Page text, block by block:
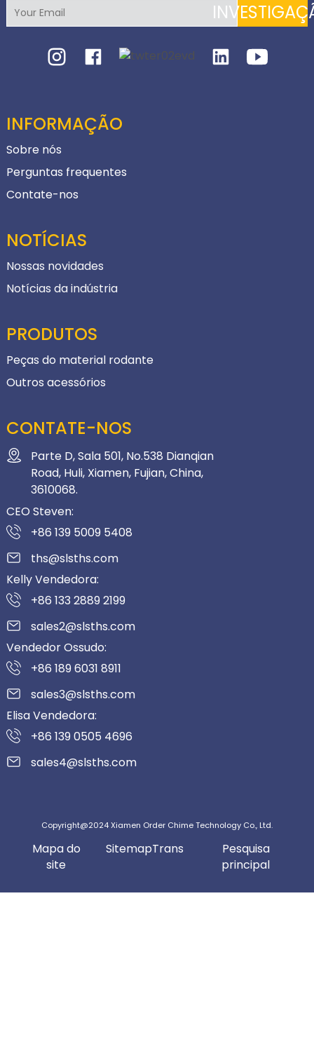
INFORMAÇÃO
Sobre nós
Perguntas frequentes
Contate-nos
NOTÍCIAS
Nossas novidades
Notícias da indústria
PRODUTOS
Peças do material rodante
Outros acessórios
CONTATE-NOS
Parte D, Sala 501, No.538 Dianqian
Road, Huli, Xiamen, Fujian, China,
3610068.
CEO Steven:
+86 139 5009 5408
ths@slsths.com
Kelly Vendedora:
+86 133 2889 2199
sales2@slsths.com
Vendedor Ossudo:
+86 189 6031 8911
sales3@slsths.com
Elisa Vendedora:
+86 139 0505 4696
sales4@slsths.com
Copyright@2024 Xiamen Order Chime Technology Co., Ltd.
Mapa do
site
SitemapTrans
Pesquisa
principal